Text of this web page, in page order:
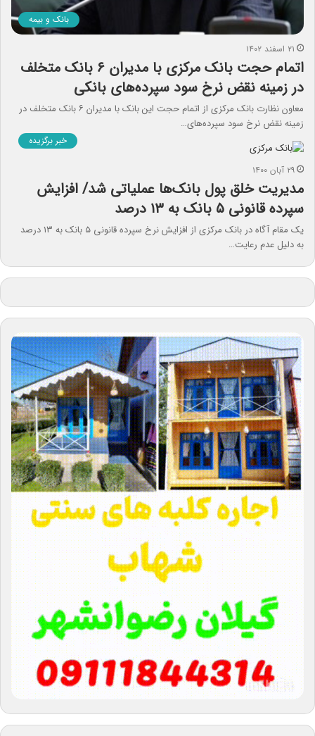
بانک و بیمه
۲۱ اسفند ۱۴۰۲
اتمام حجت بانک مرکزی با مدیران ۶ بانک متخلف
در زمینه نقض نرخ سود سپرده‌های بانکی
معاون نظارت بانک مرکزی از اتمام حجت این بانک با مدیران ۶ بانک متخلف در
زمینه نقض نرخ سود سپرده‌های…
خبر برگزیده
۲۹ آبان ۱۴۰۰
مدیریت خلق پول بانک‌ها عملیاتی شد/ افزایش
سپرده قانونی ۵ بانک به ۱۳ درصد
یک مقام آگاه در بانک مرکزی از افزایش نرخ سپرده قانونی ۵ بانک به ۱۳ درصد
به دلیل عدم رعایت…